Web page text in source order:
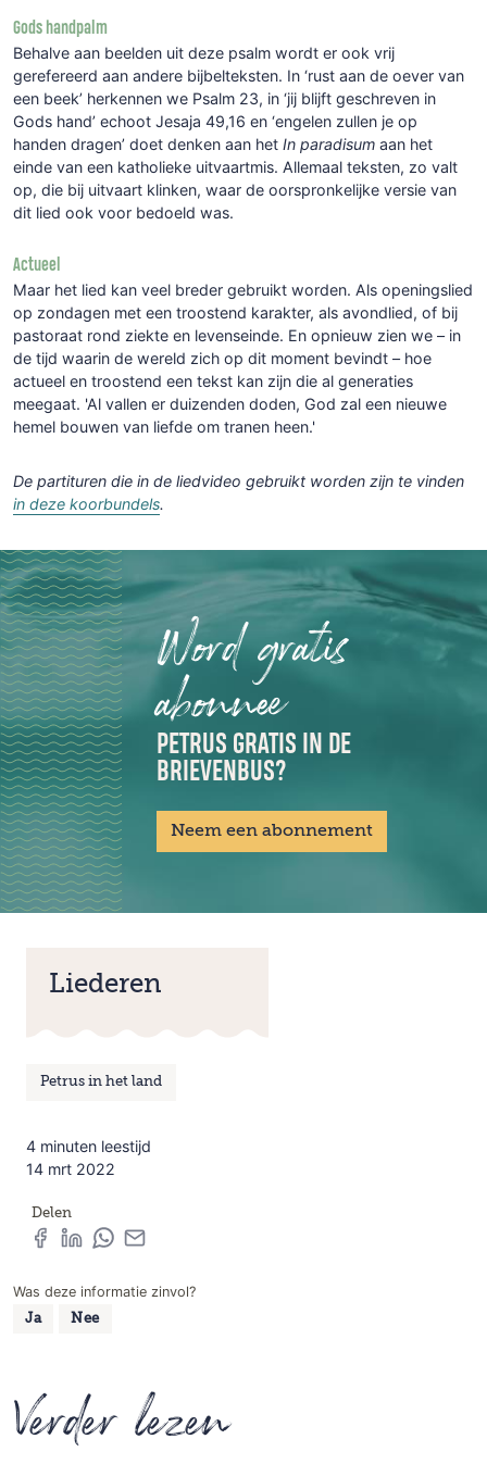
Gods handpalm
Behalve aan beelden uit deze psalm wordt er ook vrij
gerefereerd aan andere bijbelteksten. In ‘rust aan de oever van
een beek’ herkennen we Psalm 23, in ‘jij blijft geschreven in
Gods hand’ echoot Jesaja 49,16 en ‘engelen zullen je op
handen dragen’ doet denken aan het In paradisum aan het
einde van een katholieke uitvaartmis. Allemaal teksten, zo valt
op, die bij uitvaart klinken, waar de oorspronkelijke versie van
dit lied ook voor bedoeld was.
Actueel
Maar het lied kan veel breder gebruikt worden. Als openingslied
op zondagen met een troostend karakter, als avondlied, of bij
pastoraat rond ziekte en levenseinde. En opnieuw zien we – in
de tijd waarin de wereld zich op dit moment bevindt – hoe
actueel en troostend een tekst kan zijn die al generaties
meegaat. 'Al vallen er duizenden doden, God zal een nieuwe
hemel bouwen van liefde om tranen heen.'
De partituren die in de liedvideo gebruikt worden zijn te vinden
in deze koorbundels.
Word gratis
abonnee
PETRUS GRATIS IN DE
BRIEVENBUS?
Neem een abonnement
Liederen
Petrus in het land
4 minuten leestijd
14 mrt 2022
Delen
Was deze informatie zinvol?
Ja Nee
Verder lezen